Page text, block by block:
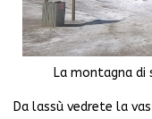
La montagna
Da lassù vedrete la